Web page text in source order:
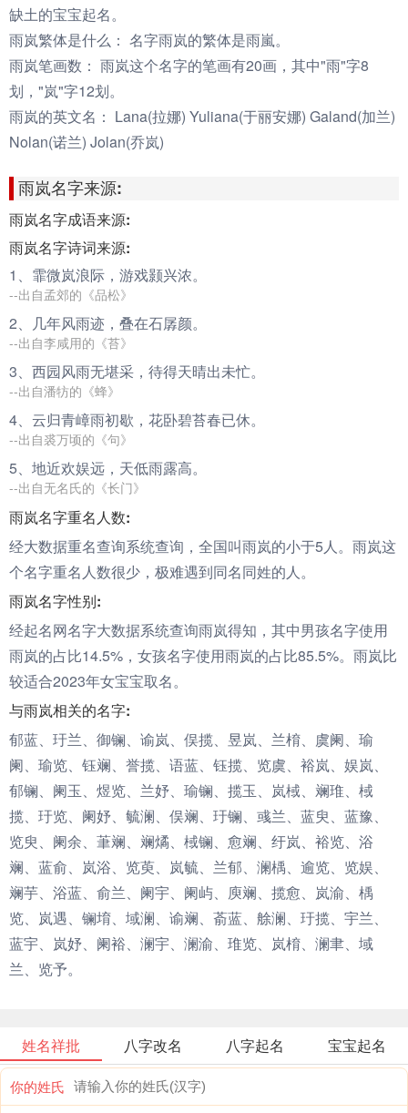
缺土的宝宝起名。
雨岚繁体是什么： 名字雨岚的繁体是雨嵐。
雨岚笔画数： 雨岚这个名字的笔画有20画，其中"雨"字8
划，"岚"字12划。
雨岚的英文名： Lana(拉娜) Yuliana(于丽安娜) Galand(加兰)
Nolan(诺兰) Jolan(乔岚)
雨岚名字来源:
雨岚名字成语来源:
雨岚名字诗词来源:
1、霏微岚浪际，游戏颢兴浓。
--出自孟郊的《品松》
2、几年风雨迹，叠在石孱颜。
--出自李咸用的《苔》
3、西园风雨无堪采，待得天晴出未忙。
--出自潘牥的《蜂》
4、云归青嶂雨初歇，花卧碧苔春已休。
--出自裘万顷的《句》
5、地近欢娱远，天低雨露高。
--出自无名氏的《长门》
雨岚名字重名人数:
经大数据重名查询系统查询，全国叫雨岚的小于5人。雨岚这
个名字重名人数很少，极难遇到同名同姓的人。
雨岚名字性别:
经起名网名字大数据系统查询雨岚得知，其中男孩名字使用
雨岚的占比14.5%，女孩名字使用雨岚的占比85.5%。雨岚比
较适合2023年女宝宝取名。
与雨岚相关的名字:
郁蓝、玗兰、御镧、谕岚、俣揽、昱岚、兰棛、虞阑、瑜
阑、瑜览、钰斓、誉揽、语蓝、钰揽、览虞、裕岚、娱岚、
郁镧、阑玉、煜览、兰妤、瑜镧、揽玉、岚棫、斓琟、棫
揽、玗览、阑妤、毓澜、俣斓、玗镧、彧兰、蓝臾、蓝豫、
览臾、阑余、茟斓、斓燏、棫镧、愈斓、纡岚、裕览、浴
斓、蓝俞、岚浴、览萸、岚毓、兰郁、澜楀、逾览、览娱、
斓芋、浴蓝、俞兰、阑宇、阑屿、庾斓、揽愈、岚渝、楀
览、岚遇、镧堉、域澜、谕斓、萮蓝、艅澜、玗揽、宇兰、
蓝宇、岚妤、阑裕、澜宇、澜渝、琟览、岚棛、澜聿、域
兰、览予。
姓名祥批 八字改名 八字起名 宝宝起名
你的姓氏